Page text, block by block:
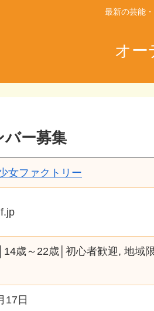
最新の芸能
オー
ー募集
女ファクトリー
歳～22歳│初心者歓迎, 地域
17日